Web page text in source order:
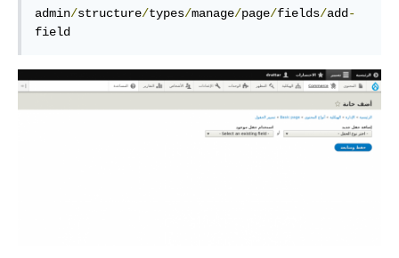
admin/structure/types/manage/page/fields/add -
field